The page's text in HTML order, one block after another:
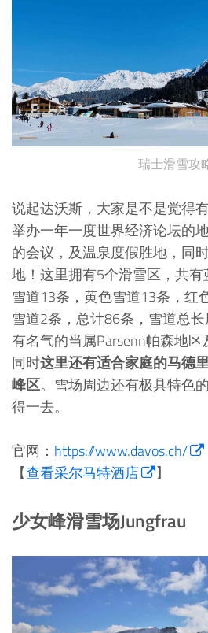
瑞士滑雪攻
说起达沃斯，大家是不是觉得
举办一年一度世界经济论坛的
的会议，及温泉度假胜地，同
地！这里拥有5个滑雪区，共
雪道13条，黄色雪道13条，红
雪道2条，总计86条，雪道总
有名气的当属Parsenn帕森地区
同时这里还有适合家庭的马德
峰区。雪场周边还有极具特色
得一去。
官网： https://www.davos.ch/
【查看采尔马特酒店 】
少女峰滑雪场Jungfrau